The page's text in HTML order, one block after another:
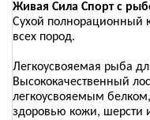
Живая Сила Спорт с
Сухой полнорационный
всех пород.
Легкоусвояемая рыба
Высококачественный
легкоусвояемым
здоровью кожи, шерсти